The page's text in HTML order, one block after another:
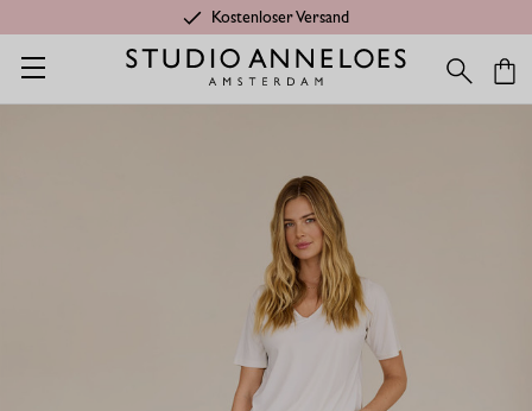
Kostenloser Versand
Startseite Shop Kategorien Letzte Chance Lexie Hose